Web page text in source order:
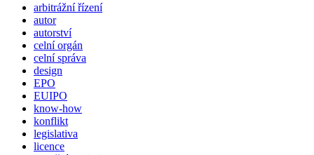
arbitrážní řízení
autor
autorství
celní orgán
celní správa
design
EPO
EUIPO
know-how
konflikt
legislativa
licence